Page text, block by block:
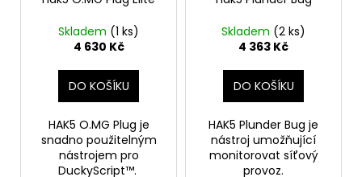
Skladem (1 ks)
4 630 Kč
DO KOŠÍKU
HAK5 O.MG Plug je
snadno použitelným
nástrojem pro
DuckyScript™.
Skladem (2 ks)
4 363 Kč
DO KOŠÍKU
HAK5 Plunder Bug je
nástroj umožňující
monitorovat síťový
provoz.